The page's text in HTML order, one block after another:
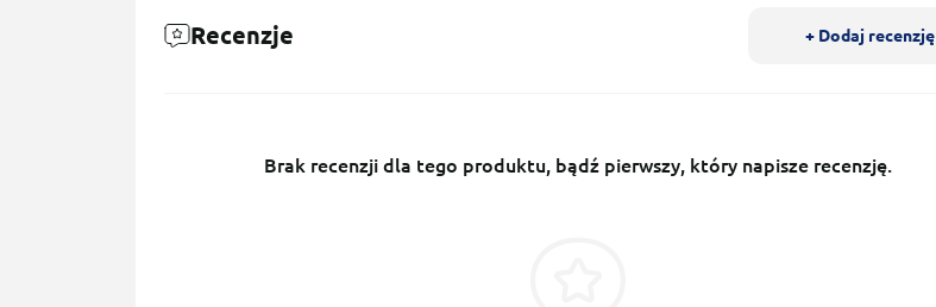
Recenzje + Dodaj recenzję
Brak recenzji dla tego produktu, bądź pierwszy, który napisze recenzję.